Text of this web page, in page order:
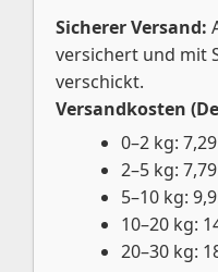
Sicherer Versand:
versichert und mit
verschickt.
Versandkosten
0–2 kg:
2–5 kg:
5–10 kg:
10–20 kg:
20–30 kg: